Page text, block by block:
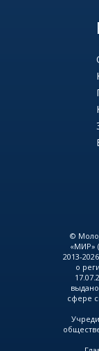
©
«МИР»
2013-
о
сфере